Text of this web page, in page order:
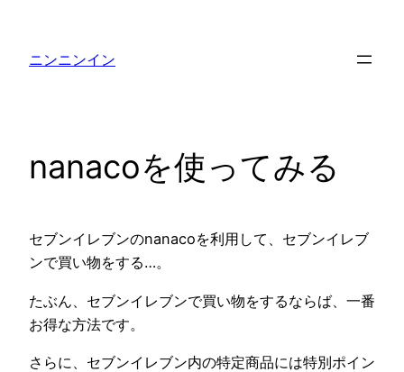
ニンニンイン
nanacoを使ってみる
セブンイレブンのnanacoを利用して、セブンイレブ
ンで買い物をする…。
たぶん、セブンイレブンで買い物をするならば、一番
お得な方法です。
さらに、セブンイレブン内の特定商品には特別ポイン